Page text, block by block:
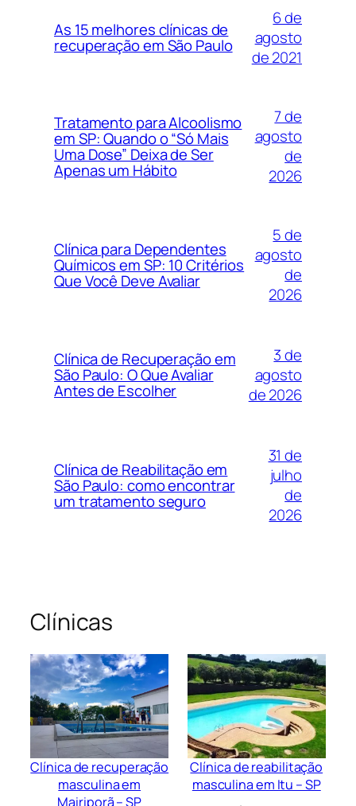
As 15 melhores clínicas de
recuperação em São Paulo
6 de
agosto
de 2021
Tratamento para Alcoolismo
em SP: Quando o “Só Mais
Uma Dose” Deixa de Ser
Apenas um Hábito
7 de
agosto
de
2026
Clínica para Dependentes
Químicos em SP: 10 Critérios
Que Você Deve Avaliar
5 de
agosto
de
2026
Clínica de Recuperação em
São Paulo: O Que Avaliar
Antes de Escolher
3 de
agosto
de 2026
Clínica de Reabilitação em
São Paulo: como encontrar
um tratamento seguro
31 de
julho
de
2026
Clínicas
Clínica de recuperação
masculina em
Mairiporã – SP
Clínica de reabilitação
masculina em Itu – SP